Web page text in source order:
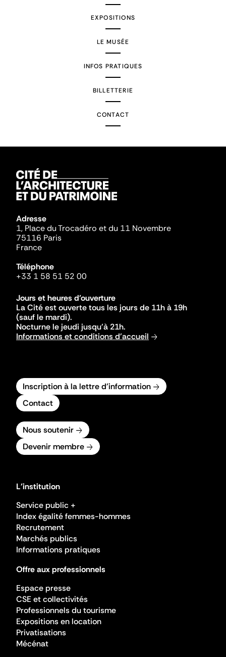
EXPOSITIONS
LE MUSÉE
INFOS PRATIQUES
BILLETTERIE
CONTACT
Adresse
1, Place du Trocadéro et du 11 Novembre
75116 Paris
France
Téléphone
+33 1 58 51 52 00
Jours et heures d'ouverture
La Cité est ouverte tous les jours de 11h à 19h
(sauf le mardi).
Nocturne le jeudi jusqu'à 21h.
Informations et conditions d'accueil
Inscription à la lettre d'information
Contact
Nous soutenir
Devenir membre
L'institution
Service public +
Index égalité femmes-hommes
Recrutement
Marchés publics
Informations pratiques
Offre aux professionnels
Espace presse
CSE et collectivités
Professionnels du tourisme
Expositions en location
Privatisations
Mécénat